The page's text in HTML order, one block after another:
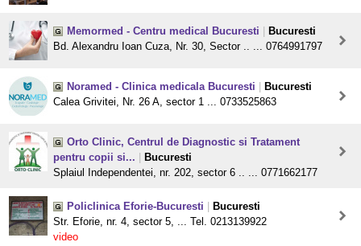
Memormed - Centru medical Bucuresti
Bucuresti
Bd. Alexandru Ioan Cuza, Nr. 30, Sector .. ... 0764991797
Noramed - Clinica medicala Bucuresti
Bucuresti
Calea Grivitei, Nr. 26 A, sector 1 ... 0733525863
Orto Clinic, Centrul de Diagnostic si Tratament
pentru copii si...
Bucuresti
Splaiul Independentei, nr. 202, sector 6 .. ... 0771662177
Policlinica Eforie-Bucuresti
Bucuresti
Str. Eforie, nr. 4, sector 5, ... Tel. 0213139922
video